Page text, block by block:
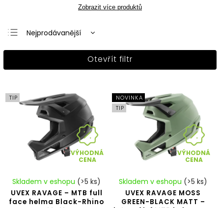
Zobrazit více produktů
Nejprodávanější
Nejlevnější
Otevřít filtr
TIP
VÝHODNÁ
CENA
UVEX RAVAGE – MTB full
face helma Black-Rhino
Skladem v eshopu (>5 ks)
NOVINKA
TIP
VÝHODNÁ
CENA
UVEX RAVAGE MOSS
GREEN-BLACK MATT –
Skladem v eshopu (>5 ks)